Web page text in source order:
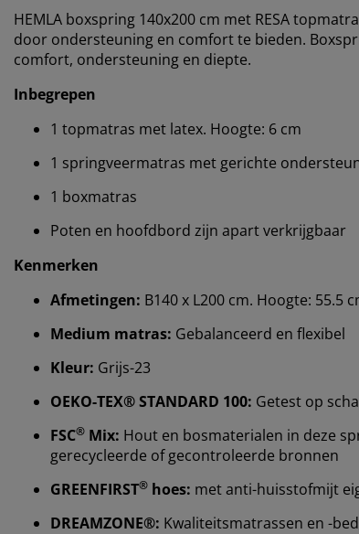
HEMLA boxspring 140x200 cm met RESA
door ondersteuning en comfort te bieden.
comfort, ondersteuning en diepte.
Inbegrepen
1 topmatras met latex. Hoogte: 6 cm
1 springveermatras met gerichte
1 boxmatras
Poten en hoofdbord zijn apart verkrijgbaar
Kenmerken
Afmetingen: B140 x L200 cm. Hoogte: 55.5
Medium matras: Gebalanceerd en flexibel
Kleur: Grijs-23
OEKO-TEX® STANDARD 100: Getest op
FSC® Mix: Hout en bosmaterialen in deze
gerecycleerde of gecontroleerde bronnen
GREENFIRST® hoes: met anti-huisstofmijt
DREAMZONE®: Kwaliteitsmatrassen en -